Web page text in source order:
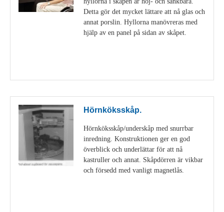
Detta gör det mycket lättare att nå glas och
annat porslin. Hyllorna manövreras med
hjälp av en panel på sidan av skåpet.
Hörnköksskåp.
Hörnköksskåp/underskåp med snurrbar
inredning. Konstruktionen ger en god
överblick och underlättar för att nå
kastruller och annat. Skåpdörren är vikbar
och försedd med vanligt magnetlås.